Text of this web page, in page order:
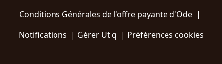
Conditions Générales de l'offre payante d'Ode |
Notifications | Gérer Utiq | Préférences cookies